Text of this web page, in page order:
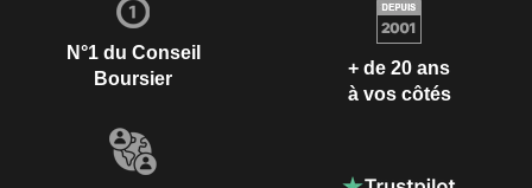
N°1 du Conseil
Boursier
+ de 20 ans
à vos côtés